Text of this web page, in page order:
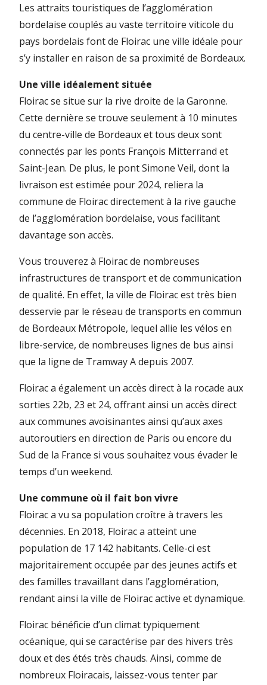
Les attraits touristiques de l’agglomération
bordelaise couplés au vaste territoire viticole du
pays bordelais font de Floirac une ville idéale pour
s’y installer en raison de sa proximité de Bordeaux.
Une ville idéalement située
Floirac se situe sur la rive droite de la Garonne.
Cette dernière se trouve seulement à 10 minutes
du centre-ville de Bordeaux et tous deux sont
connectés par les ponts François Mitterrand et
Saint-Jean. De plus, le pont Simone Veil, dont la
livraison est estimée pour 2024, reliera la
commune de Floirac directement à la rive gauche
de l’agglomération bordelaise, vous facilitant
davantage son accès.
Vous trouverez à Floirac de nombreuses
infrastructures de transport et de communication
de qualité. En effet, la ville de Floirac est très bien
desservie par le réseau de transports en commun
de Bordeaux Métropole, lequel allie les vélos en
libre-service, de nombreuses lignes de bus ainsi
que la ligne de Tramway A depuis 2007.
Floirac a également un accès direct à la rocade aux
sorties 22b, 23 et 24, offrant ainsi un accès direct
aux communes avoisinantes ainsi qu’aux axes
autoroutiers en direction de Paris ou encore du
Sud de la France si vous souhaitez vous évader le
temps d’un weekend.
Une commune où il fait bon vivre
Floirac a vu sa population croître à travers les
décennies. En 2018, Floirac a atteint une
population de 17 142 habitants. Celle-ci est
majoritairement occupée par des jeunes actifs et
des familles travaillant dans l’agglomération,
rendant ainsi la ville de Floirac active et dynamique.
Floirac bénéficie d’un climat typiquement
océanique, qui se caractérise par des hivers très
doux et des étés très chauds. Ainsi, comme de
nombreux Floiracais, laissez-vous tenter par